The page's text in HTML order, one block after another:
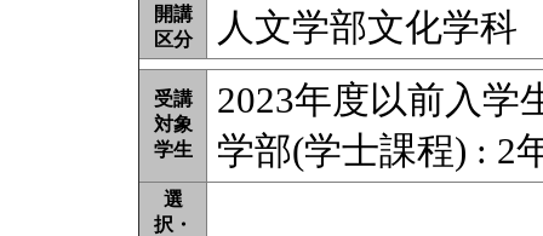
開講
区分
人文学部文化学科
受講
対象
学生
2023年度以前入学
学部(学士課程) : 2
選
択・